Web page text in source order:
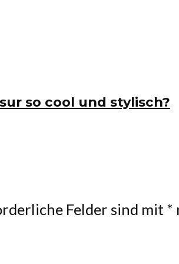
so cool und stylisch?
Felder sind mit *